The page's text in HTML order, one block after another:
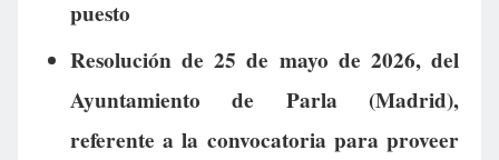
puesto
Resolución de 25 de mayo de 2026, del
Ayuntamiento de Parla (Madrid),
referente a la convocatoria para proveer